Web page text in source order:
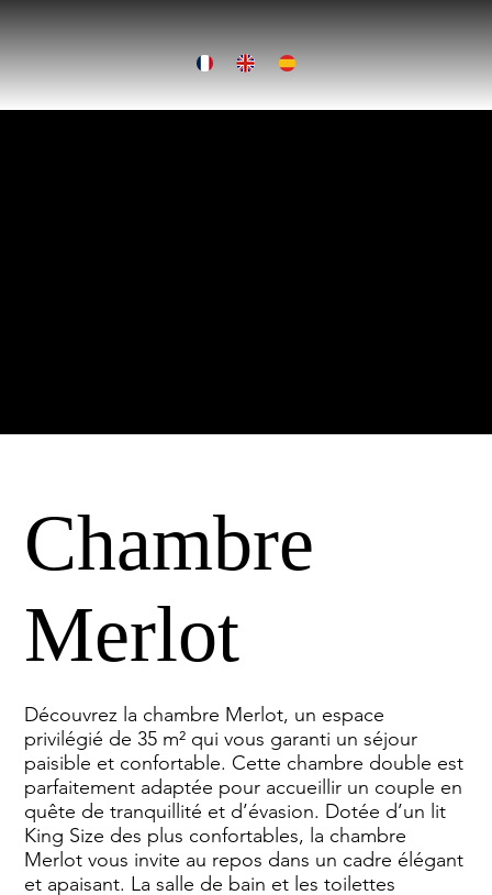
Chambre
Merlot
Découvrez la chambre Merlot, un espace
privilégié de 35 m² qui vous garanti un séjour
paisible et confortable. Cette chambre double est
parfaitement adaptée pour accueillir un couple en
quête de tranquillité et d’évasion. Dotée d’un lit
King Size des plus confortables, la chambre
Merlot vous invite au repos dans un cadre élégant
et apaisant. La salle de bain et les toilettes